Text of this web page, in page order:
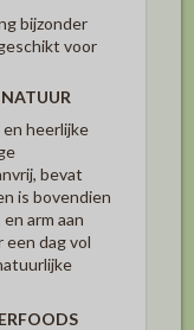
bijzonder
voor
heerlijke
bevat
is bovendien
arm aan
een dag vol